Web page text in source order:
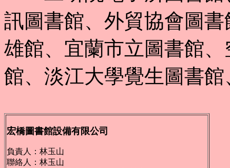
訊圖書館、外貿協會圖
雄館、宜蘭市立圖書館
館、淡江大學覺生圖書
宏橋圖書館設備有限公司
負責人：林玉山
聯絡人：林玉山